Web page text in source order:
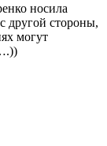
носила
другой стороны,
могут